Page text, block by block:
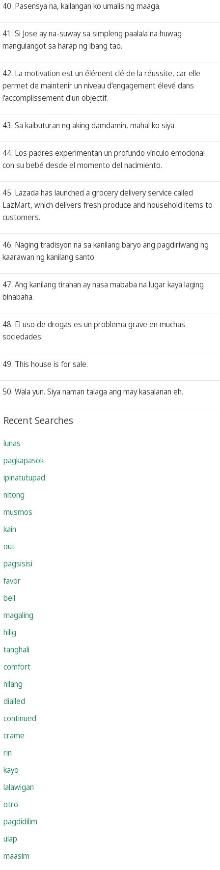
40. Pasensya na, kailangan ko umalis ng maaga.
41. Si Jose ay na-suway sa simpleng paalala na huwag
mangulangot sa harap ng ibang tao.
42. La motivation est un élément clé de la réussite, car elle
permet de maintenir un niveau d'engagement élevé dans
l'accomplissement d'un objectif.
43. Sa kaibuturan ng aking damdamin, mahal ko siya.
44. Los padres experimentan un profundo vínculo emocional
con su bebé desde el momento del nacimiento.
45. Lazada has launched a grocery delivery service called
LazMart, which delivers fresh produce and household items to
customers.
46. Naging tradisyon na sa kanilang baryo ang pagdiriwang ng
kaarawan ng kanilang santo.
47. Ang kanilang tirahan ay nasa mababa na lugar kaya laging
binabaha.
48. El uso de drogas es un problema grave en muchas
sociedades.
49. This house is for sale.
50. Wala yun. Siya naman talaga ang may kasalanan eh.
Recent Searches
lunas
pagkapasok
ipinatutupad
nitong
musmos
kain
out
pagsisisi
favor
bell
magaling
hilig
tanghali
comfort
nilang
dialled
continued
crame
rin
kayo
lalawigan
otro
pagdidilim
ulap
maasim